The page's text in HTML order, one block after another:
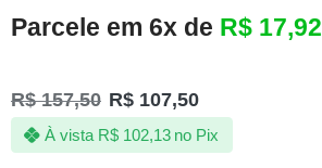
Parcele em 6x de R$ 17,92
R$157,50 R$ 107,50
À vista R$102,13 no Pix